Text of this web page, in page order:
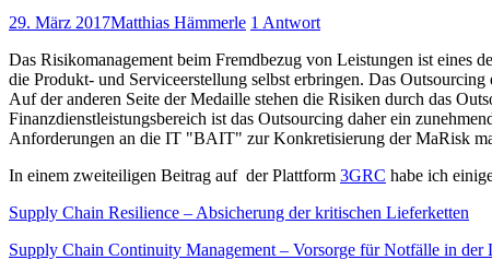
29. März 2017Matthias Hämmerle 1 Antwort
Das Risikomanagement beim Fremdbezug von Leistungen ist
die Produkt- und Serviceerstellung selbst erbringen. Das
Auf der anderen Seite der Medaille stehen die Risiken durch das
Finanzdienstleistungsbereich ist das Outsourcing daher ein
Anforderungen an die IT "BAIT" zur Konkretisierung der MaRisk
In einem zweiteiligen Beitrag auf der Plattform 3GRC habe ich
Supply Chain Resilience – Absicherung der kritischen Lieferketten
Supply Chain Continuity Management – Vorsorge für Notfälle in der